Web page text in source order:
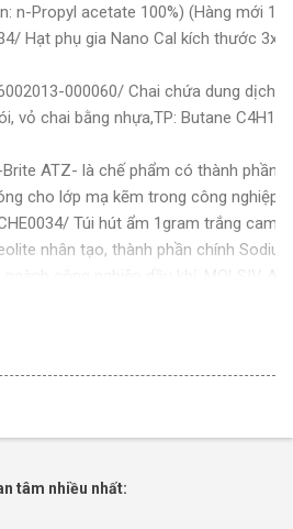
n-Propyl acetate 100%) (Hàng mới
Hạt phụ gia Nano Cal kích thước
000060/ Chai chứa dung dịch
vỏ chai bằng nhựa,TP: Butane
ATZ- là chế phẩm có thành phần
cho lớp mạ kẽm trong công nghiệp
Túi hút ẩm 1gram trắng cam
nhân tạo, thành phần chính
tổng hợp, dạng bột-
ADDITIVE 972-B-Phụ gia kẽm
ADDITIVE AL-328- Phụ gia kẽm
tâm nhiều nhất: